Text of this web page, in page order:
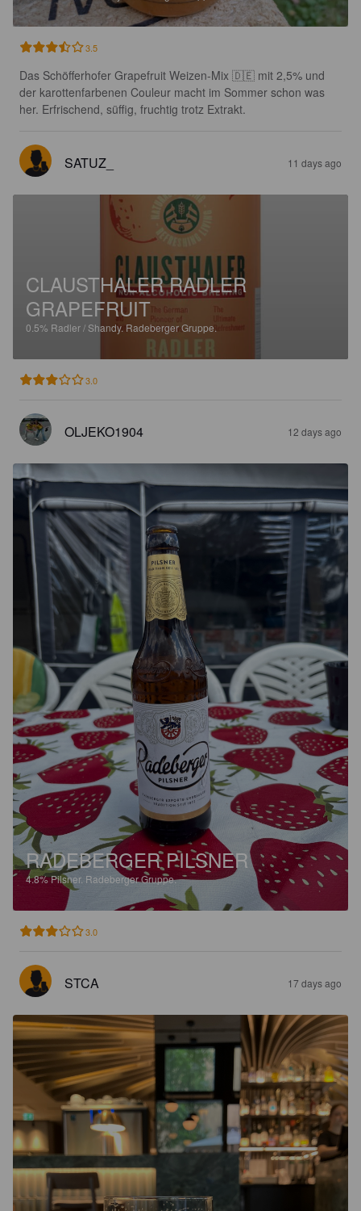
3.5
Das Schöfferhofer Grapefruit Weizen-Mix 🇩🇪 mit 2,5% und
der karottenfarbenen Couleur macht im Sommer schon was
her. Erfrischend, süffig, fruchtig trotz Extrakt.
SATUZ_ 11 days ago
CLAUSTHALER RADLER
GRAPEFRUIT
0.5% Radler / Shandy. Radeberger Gruppe.
3.0
OLJEKO1904 12 days ago
RADEBERGER PILSNER
4.8%Pilsner. Radeberger Gruppe.
3.0
STCA 17 days ago